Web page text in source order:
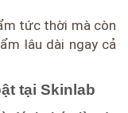
tức thời mà còn
lâu dài ngay cả
tại Skinlab